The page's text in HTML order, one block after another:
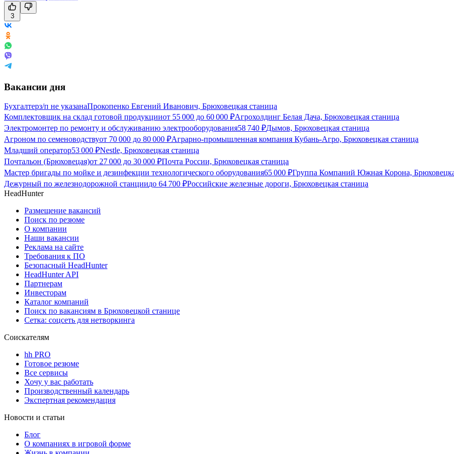
3
Вакансии дня
Бухгалтерз/п не указанаПрокопенко Евгений Иванович, Брюховецкая станица
Комплектовщик на склад готовой продукцииот 55 000 до 60 000 ₽Агрохолдинг Белая Дача, Брюховецкая станица
Электромонтер по ремонту и обслуживанию электрооборудования58 740 ₽Дымов, Брюховецкая станица
Агроном по семеноводствуот 70 000 до 80 000 ₽Аграрно-промышленная компания Кубань-Агро, Брюховецкая станица
Младший оператор53 000 ₽Nestle, Брюховецкая станица
Почтальон (Брюховецая)от 27 000 до 30 000 ₽Почта России, Брюховецкая станица
Мастер бригады по мойке и дезинфекции технологического оборудования65 000 ₽Группа Компаний Южная Корона,
Дежурный по железнодорожной станциидо 64 700 ₽Российские железные дороги, Брюховецкая станица
HeadHunter
Размещение вакансий
Поиск по резюме
О компании
Наши вакансии
Реклама на сайте
Требования к ПО
Безопасный HeadHunter
HeadHunter API
Партнерам
Инвесторам
Каталог компаний
Поиск по вакансиям в Брюховецкой станице
Сетка: соцсеть для нетворкинга
Соискателям
hh PRO
Готовое резюме
Все сервисы
Хочу у вас работать
Производственный календарь
Экспертная рекомендация
Новости и статьи
Блог
О компаниях в игровой форме